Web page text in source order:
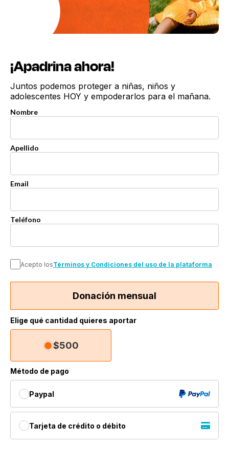
¡Apadrina ahora!
Juntos podemos proteger a niñas, niños y
adolescentes HOY y empoderarlos para el mañana.
Nombre
Apellido
Email
Teléfono
Acepto losTérminos y Condiciones del uso de la plataforma
Donación mensual
Elige qué cantidad quieres aportar
$500
Método de pago
Paypal
Tarjeta de crédito o débito